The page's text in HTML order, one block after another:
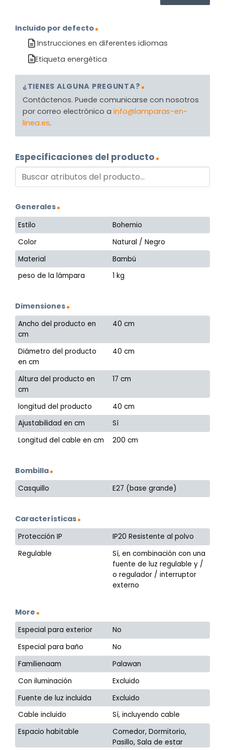
Incluido por defecto
Instrucciones en diferentes idiomas
Etiqueta energética
¿TIENES ALGUNA PREGUNTA?
Contáctenos. Puede comunicarse con nosotros
por correo electrónico a info@lamparas-en-
linea.es.
Especificaciones del producto
Generales
Estilo
Bohemio
Color
Natural / Negro
Material
Bambú
peso de la lámpara
1 kg
Dimensiones
Ancho del producto en
cm
40 cm
Diámetro del producto
en cm
40 cm
Altura del producto en
cm
17 cm
longitud del producto
40 cm
Ajustabilidad en cm
Sí
Longitud del cable en cm
200 cm
Bombilla
Casquillo E27 (base grande)
Características
Protección IP
IP20 Resistente al polvo
Regulable
Sí, en combinación con una
fuente de luz regulable y /
o regulador / interruptor
externo
More
Especial para exterior
No
Especial para baño
No
Familienaam
Palawan
Con iluminación
Excluido
Fuente de luz incluida
Excluido
Cable incluido
Sí, incluyendo cable
Espacio habitable
Comedor, Dormitorio,
Pasillo, Sala de estar